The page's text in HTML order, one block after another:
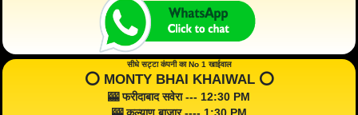
सीधे सट्टा कंपनी का No 1 खाईवाल
⭕️ MONTY BHAI KHAIWAL ⭕️
🎰 फरीदाबाद सवेरा --- 12:30 PM